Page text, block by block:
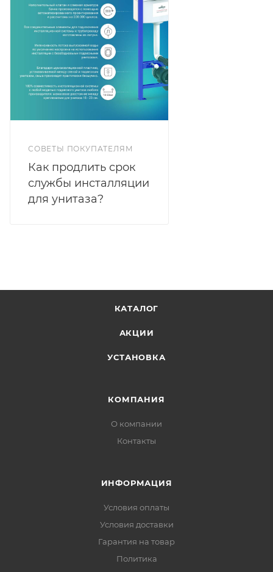
СОВЕТЫ ПОКУПАТЕЛЯМ
Как продлить срок
службы инсталляции
для унитаза?
КАТАЛОГ
АКЦИИ
УСТАНОВКА
КОМПАНИЯ
О компании
Контакты
ИНФОРМАЦИЯ
Условия оплаты
Условия доставки
Гарантия на товар
Политика